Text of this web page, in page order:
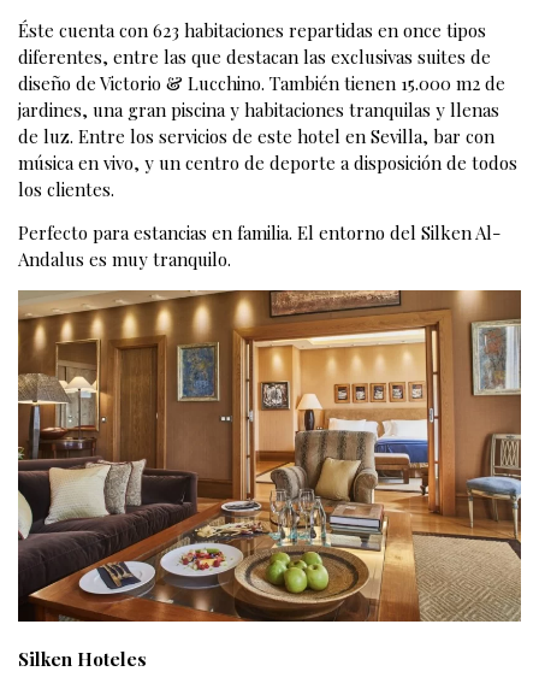
Éste cuenta con 623 habitaciones repartidas en once tipos
diferentes, entre las que destacan las exclusivas suites de
diseño de Victorio & Lucchino. También tienen 15.000 m2 de
jardines, una gran piscina y habitaciones tranquilas y llenas
de luz. Entre los servicios de este hotel en Sevilla, bar con
música en vivo, y un centro de deporte a disposición de todos
los clientes.
Perfecto para estancias en familia. El entorno del Silken Al-
Andalus es muy tranquilo.
Silken Hoteles